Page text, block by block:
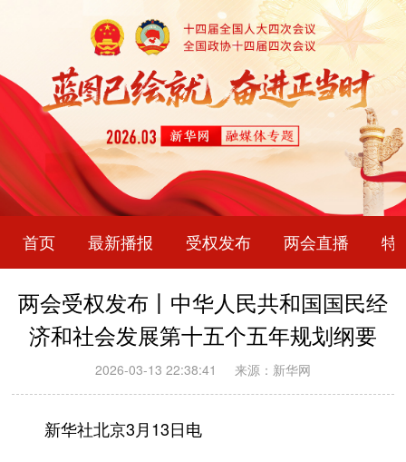
首页 最新播报 受权发布 两会直播 特
两会受权发布丨中华人民共和国国民经
济和社会发展第十五个五年规划纲要
2026-03-13 22:38:41 来源：新华网
新华社北京3月13日电